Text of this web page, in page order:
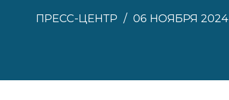
ПРЕСС-ЦЕНТР 06 НОЯБРЯ 2024